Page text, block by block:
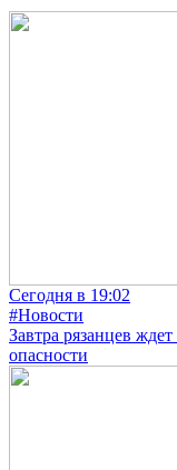
Сегодня в 19:02
#Новости
Завтра рязанцев
опасности